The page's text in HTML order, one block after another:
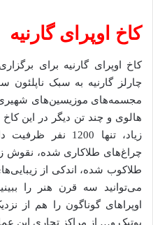
کاخ اوپرای گارنیه
کاخ اوپرای گارنیه برای
چارلز گارنیه به سبک
مجسمه‌های موزیسین‌های شهیری
هالوی و چند تن دیگر در این
زیاد، تنها 1200
چراغ‌های طلاکاری شده،
طلاکوب شده، اندکی از
می‌توانید سه قرن هنر را
اوپراهای گوناگون را هم از
بوتیک و… از مراکز تجاری این